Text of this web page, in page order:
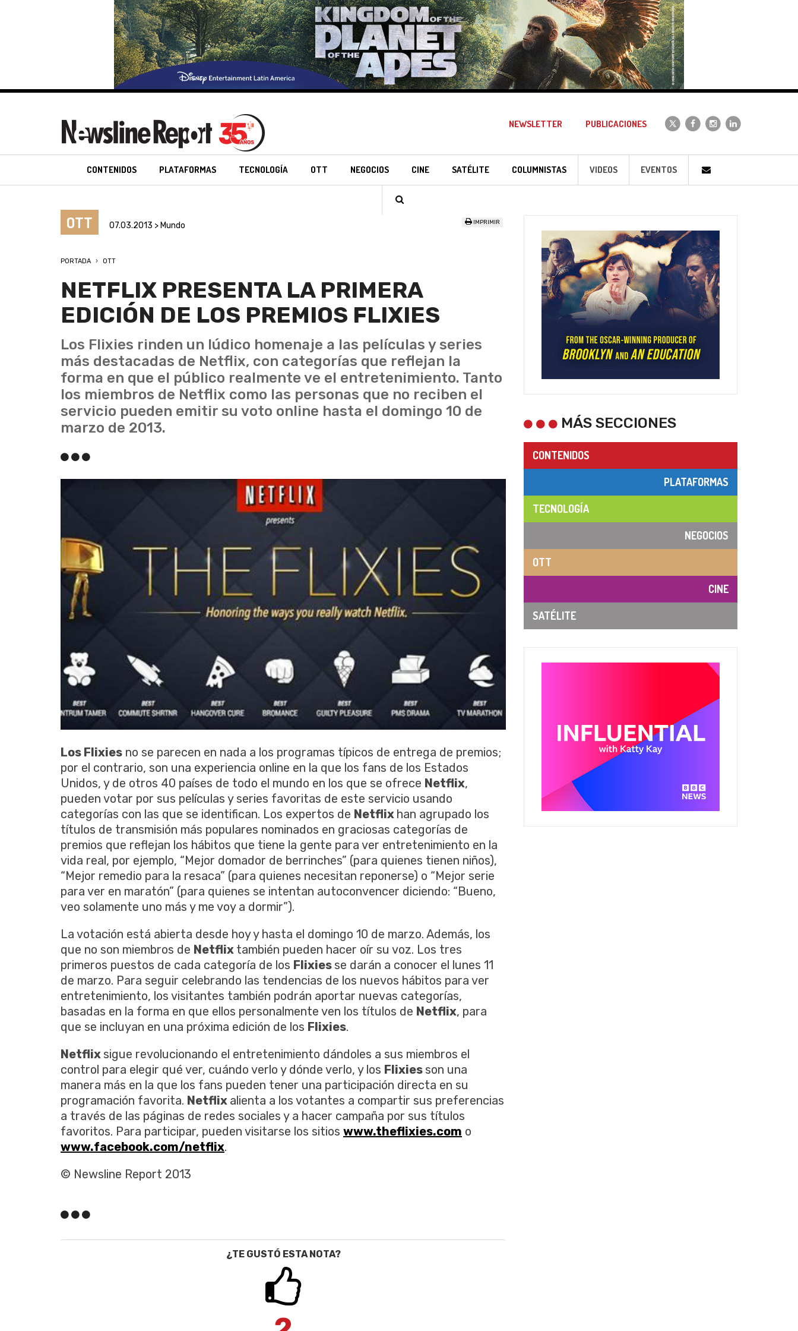
NEWSLETTER PUBLICACIONES
CONTENIDOS PLATAFORMAS TECNOLOGÍA OTT NEGOCIOS CINE SATÉLITE COLUMNISTAS VIDEOS EVENTOS
OTT 07.03.2013 > Mundo IMPRIMIR
PORTADA OTT
NETFLIX PRESENTA LA PRIMERA
EDICIÓN DE LOS PREMIOS FLIXIES
Los Flixies rinden un lúdico homenaje a las películas y series
más destacadas de Netflix, con categorías que reflejan la
forma en que el público realmente ve el entretenimiento. Tanto
los miembros de Netflix como las personas que no reciben el
servicio pueden emitir su voto online hasta el domingo 10 de
marzo de 2013.
Los Flixies no se parecen en nada a los programas típicos de entrega de premios;
por el contrario, son una experiencia online en la que los fans de los Estados
Unidos, y de otros 40 países de todo el mundo en los que se ofrece Netflix,
pueden votar por sus películas y series favoritas de este servicio usando
categorías con las que se identifican. Los expertos de Netflix han agrupado los
títulos de transmisión más populares nominados en graciosas categorías de
premios que reflejan los hábitos que tiene la gente para ver entretenimiento en la
vida real, por ejemplo, “Mejor domador de berrinches” (para quienes tienen niños),
“Mejor remedio para la resaca” (para quienes necesitan reponerse) o “Mejor serie
para ver en maratón” (para quienes se intentan autoconvencer diciendo: “Bueno,
veo solamente uno más y me voy a dormir”).
La votación está abierta desde hoy y hasta el domingo 10 de marzo. Además, los
que no son miembros de Netflix también pueden hacer oír su voz. Los tres
primeros puestos de cada categoría de los Flixiesse darán a conocer el lunes 11
de marzo. Para seguir celebrando las tendencias de los nuevos hábitos para ver
entretenimiento, los visitantes también podrán aportar nuevas categorías,
basadas en la forma en que ellos personalmente ven los títulos de Netflix, para
que se incluyan en una próxima edición de los Flixies.
Netflixsigue revolucionando el entretenimiento dándoles a sus miembros el
control para elegir qué ver, cuándo verlo y dónde verlo, y los Flixiesson una
manera más en la que los fans pueden tener una participación directa en su
programación favorita. Netflix alienta a los votantes a compartir sus preferencias
a través de las páginas de redes sociales y a hacer campaña por sus títulos
favoritos. Para participar, pueden visitarse los sitios www.theflixies.com o
www.facebook.com/netflix.
© Newsline Report 2013
¿TE GUSTÓ ESTA NOTA?
MÁS SECCIONES
CONTENIDOS
PLATAFORMAS
TECNOLOGÍA
NEGOCIOS
OTT
CINE
SATÉLITE